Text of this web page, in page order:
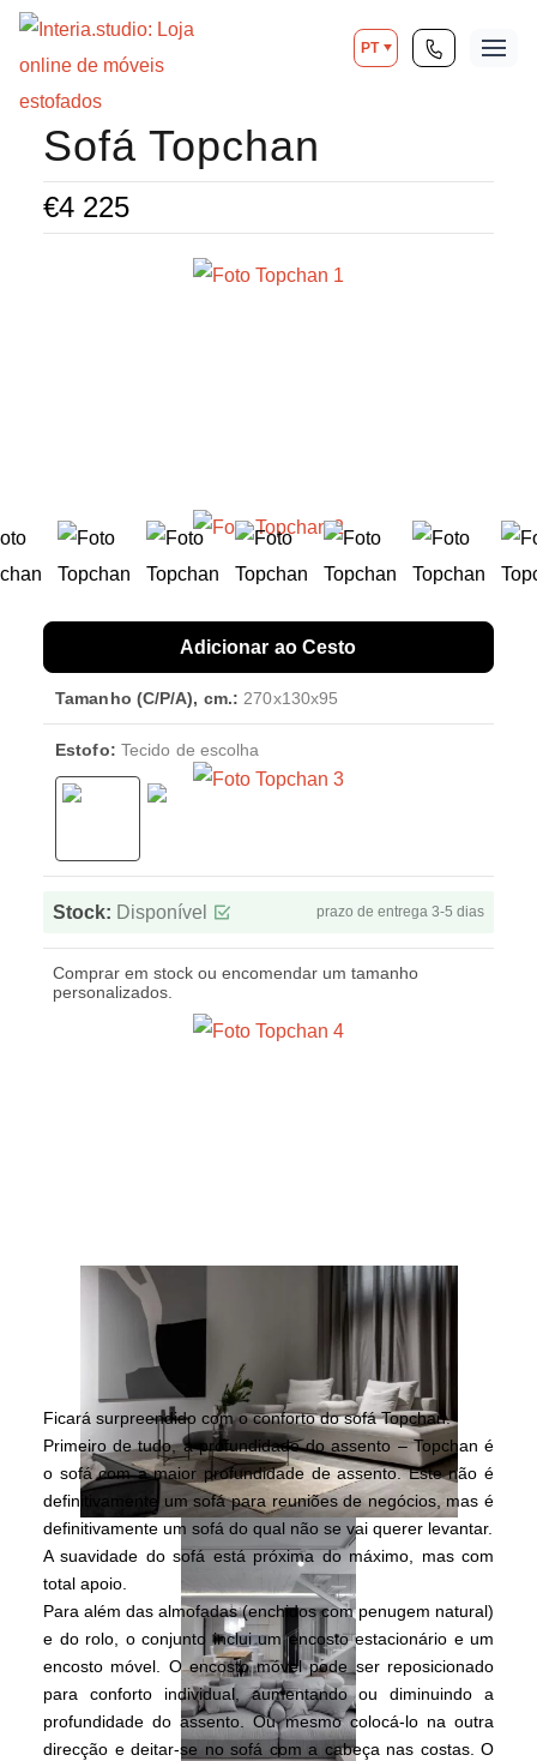
PT
Sofá Topchan
€4 225
Tamanho (C/P/A), cm.: 270x130x95
Estofo: Tecido de escolha
Stock: Disponível prazo de entrega 3-5 dias
Comprar em stock ou encomendar um tamanho
personalizados.
Adicionar ao Cesto
Ficará surpreendido com o conforto do sofá Topchan.
Primeiro de tudo, a profundidade do assento – Topchan é
o sofá com a maior profundidade de assento. Este não é
definitivamente um sofá para reuniões de negócios, mas é
definitivamente um sofá do qual não se vai querer levantar.
A suavidade do sofá está próxima do máximo, mas com
total apoio.
Para além das almofadas (enchidos com penugem natural)
e do rolo, o conjunto inclui um encosto estacionário e um
encosto móvel. O encosto móvel pode ser reposicionado
para conforto individual, aumentando ou diminuindo a
profundidade do assento. Ou mesmo colocá-lo na outra
direcção e deitar-se no sofá com a cabeça nas costas. O